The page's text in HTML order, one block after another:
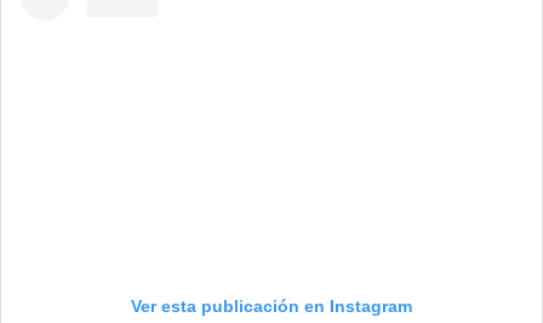
Ver esta publicación en Instagram